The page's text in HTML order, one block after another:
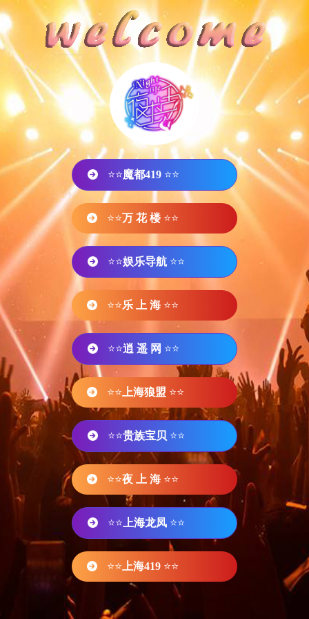
⭐⭐魔都419 ⭐⭐
⭐⭐万 花 楼 ⭐⭐
⭐⭐娱乐导航 ⭐⭐
⭐⭐乐 上 海 ⭐⭐
⭐⭐逍 遥 网 ⭐⭐
⭐⭐ 上海狼盟 ⭐⭐
⭐⭐贵族宝贝 ⭐⭐
⭐⭐夜 上 海 ⭐⭐
⭐⭐ 上海龙凤 ⭐⭐
⭐⭐ 上海419 ⭐⭐